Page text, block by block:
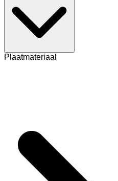
Plaatmateriaal